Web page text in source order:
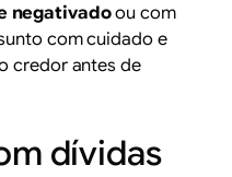
negativadoou com
com cuidado e
credor antes de
dívidas